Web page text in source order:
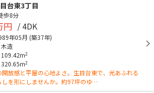
台東3丁目
歩8分
円 / 4DK
年05月 (築37年)
木造
109.42m2
320.65m2
開放感と平屋の心地よさ。生目台東で、光あふれる
しを形にしませんか。約97坪のゆ…